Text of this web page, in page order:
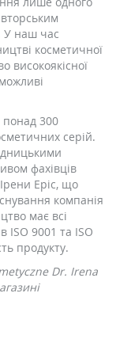
У наш час
косметичної
високоякісної
понад 300
серій.
фахівців
Еріс, що
компанія
має всі
ISO 9001 та ISO
продукту.
Dr. Irena